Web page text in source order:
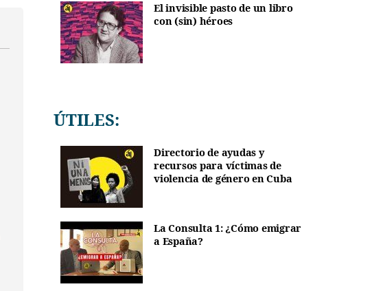
El invisible pasto de un libro
con (sin) héroes
ÚTILES:
Directorio de ayudas y
recursos para víctimas de
violencia de género en Cuba
La Consulta 1: ¿Cómo emigrar
a España?